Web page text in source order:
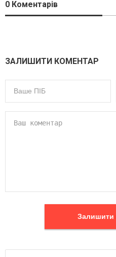
0 Коментарів
ЗАЛИШИТИ КОМЕНТАР